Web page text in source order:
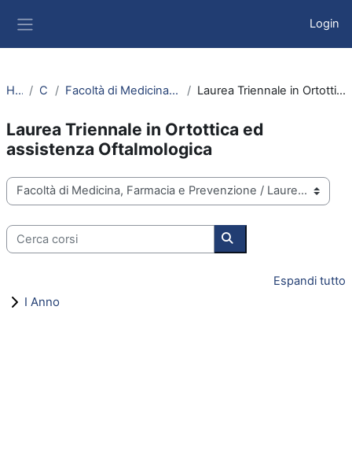
Login
Home Corsi Facoltà di Medicina, Farmacia e Prevenzione Laurea Triennale in Ortottica ed assistenza Oftalmologica
Laurea Triennale in Ortottica ed
assistenza Oftalmologica
Categorie di corso
Cerca corsi
Cerca corsi
Espandi tutto
I Anno